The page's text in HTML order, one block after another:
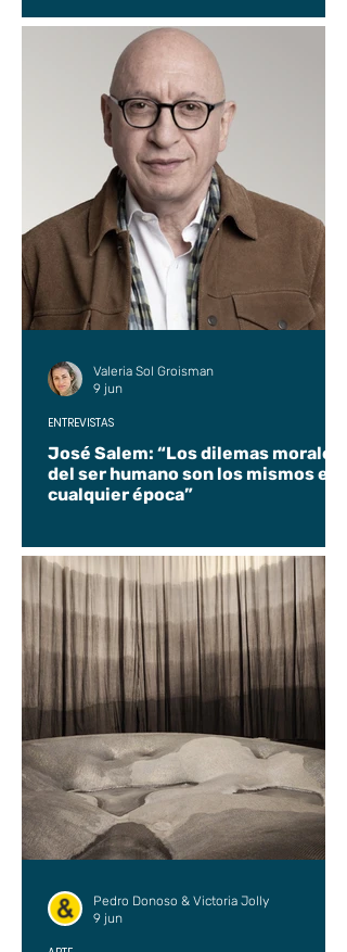
José Salem: “Los dilemas morales
del ser humano son los mismos en
cualquier época”
ENTREVISTAS
Valeria Sol Groisman
9 jun
Pedro Donoso & Victoria Jolly
9 jun